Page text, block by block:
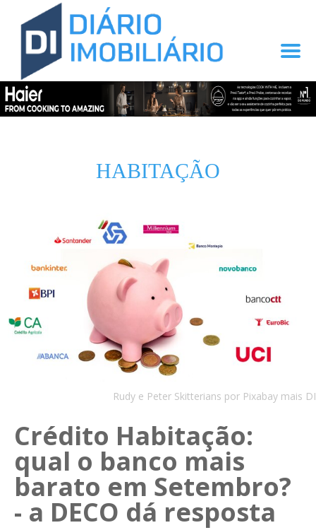
HABITAÇÃO
Rudy e Peter Skitterians por Pixabay mais DI
Crédito Habitação:
qual o banco mais
barato em Setembro?
- a DECO dá resposta